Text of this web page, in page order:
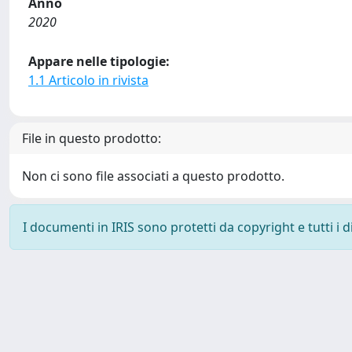
2020
Appare nelle tipologie:
1.1 Articolo in rivista
File in questo prodotto:
Non ci sono file associati a questo prodotto.
I documenti in IRIS sono protetti da copyright e tutti i